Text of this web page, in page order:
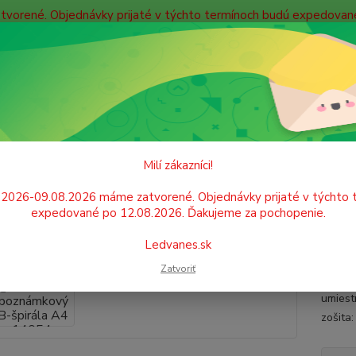
Objednávky prijaté v týchto termínoch budú
údajov Doprava
Hľadať +421
Po. -
Bloky, diáre, záznamové knihy Poznámkový blok so špirálou
B-špirála A4
Blok
Milí zákazníci!
09.08.2026 máme zatvorené. Objednávky prijaté v týchto
expedované po 12.08.2026. Ďakujeme za pochopenie.
Ledvanes.sk
Zatvoriť